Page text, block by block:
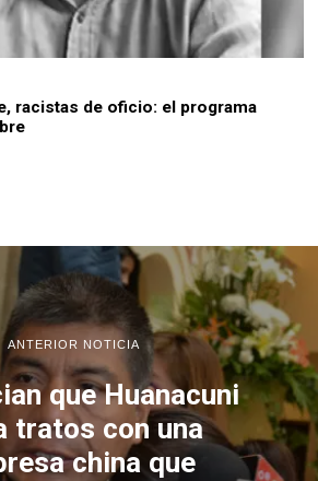
racistas de oficio: el programa
ANTERIOR NOTICIA
que Huanacuni
tratos con una
china que